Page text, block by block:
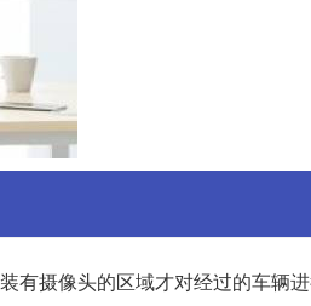
有摄像头的区域才对经过的车辆